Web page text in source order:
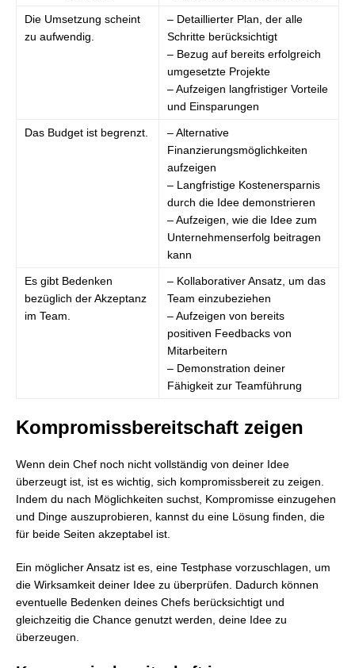
Die Umsetzung scheint
zu aufwendig.
– Detaillierter Plan, der alle
Schritte berücksichtigt
– Bezug auf bereits erfolgreich
umgesetzte Projekte
– Aufzeigen langfristiger Vorteile
und Einsparungen
Das Budget ist begrenzt.
– Alternative
Finanzierungsmöglichkeiten
aufzeigen
– Langfristige Kostenersparnis
durch die Idee demonstrieren
– Aufzeigen, wie die Idee zum
Unternehmenserfolg beitragen
kann
Es gibt Bedenken
bezüglich der Akzeptanz
im Team.
– Kollaborativer Ansatz, um das
Team einzubeziehen
– Aufzeigen von bereits
positiven Feedbacks von
Mitarbeitern
– Demonstration deiner
Fähigkeit zur Teamführung
Kompromissbereitschaft zeigen
Wenn dein Chef noch nicht vollständig von deiner Idee
überzeugt ist, ist es wichtig, sich kompromissbereit zu zeigen.
Indem du nach Möglichkeiten suchst, Kompromisse einzugehen
und Dinge auszuprobieren, kannst du eine Lösung finden, die
für beide Seiten akzeptabel ist.
Ein möglicher Ansatz ist es, eine Testphase vorzuschlagen, um
die Wirksamkeit deiner Idee zu überprüfen. Dadurch können
eventuelle Bedenken deines Chefs berücksichtigt und
gleichzeitig die Chance genutzt werden, deine Idee zu
überzeugen.